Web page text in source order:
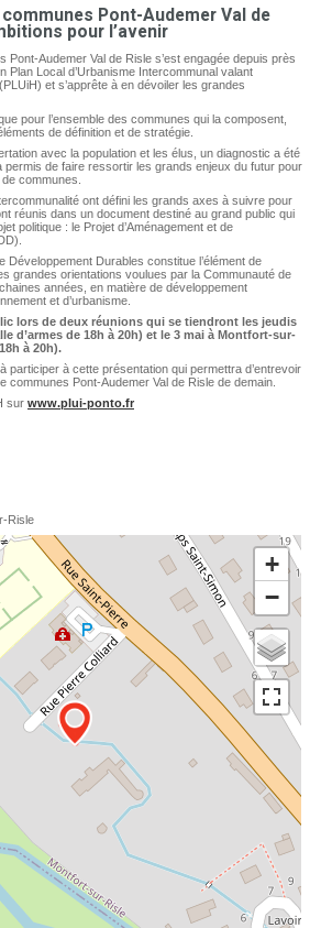
Pont-Audemer Val de
pour l’avenir
Pont-Audemer Val de Risle s’est engagée depuis près
Plan Local d’Urbanisme Intercommunal valant
et s’apprête à en dévoiler les grandes
pour l’ensemble des communes qui la composent,
de définition et de stratégie.
avec la population et les élus, un diagnostic a été
permis de faire ressortir les grands enjeux du futur pour
communes.
ont défini les grands axes à suivre pour
réunis dans un document destiné au grand public qui
politique : le Projet d’Aménagement et de
Développement Durables constitue l’élément de
grandes orientations voulues par la Communauté de
années, en matière de développement
et d’urbanisme.
lors de deux réunions qui se tiendront les jeudis
d’armes de 18h à 20h) et le 3 mai à Montfort-sur-
à 20h).
participer à cette présentation qui permettra d’entrevoir
communes Pont-Audemer Val de Risle de demain.
sur www.plui-ponto.fr
Risle
+
−